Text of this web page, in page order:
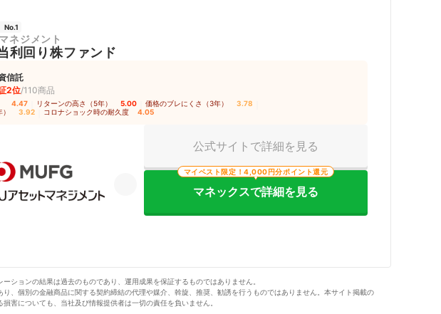
No.1
ネジメント
利回り株ファンド
信託
2位/110商品
4.47 リターンの高さ（5年） 5.00 価格のブレにくさ（3年） 3.78
3.92 コロナショック時の耐久度 4.05
公式サイトで詳細を見る
マネックスで詳細を見る
マイベスト限定！4,000円分ポイント還元
ションの結果は過去のものであり、運用成果を保証するものではありません。
り、個別の金融商品に関する契約締結の代理や媒介、斡旋、推奨、勧誘を行うものではありません。本サイト掲載の
害についても、当社及び情報提供者は一切の責任を負いません。